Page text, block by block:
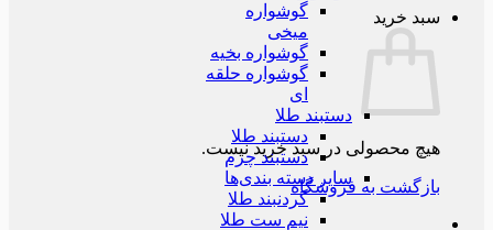
سبد خرید
هیچ محصولی در سبد خرید نیست.
بازگشت به فروشگاه
گوشواره
میخی
گوشواره بخیه
گوشواره حلقه
ای
دستبند طلا
دستبند طلا
دستبند چرم
سایر دسته بندی‌ها
گردنبند طلا
نیم ست طلا